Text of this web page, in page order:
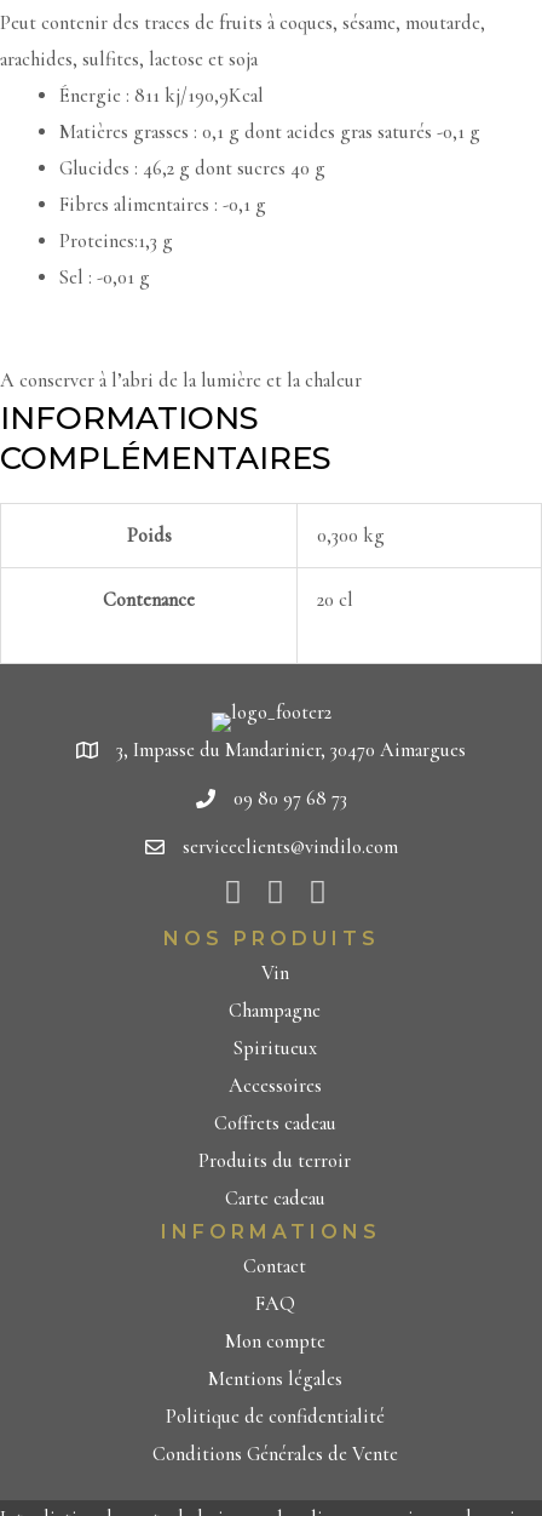
Peut contenir des traces de fruits à coques, sésame, moutarde,
arachides, sulfites, lactose et soja
Énergie : 811 kj/190,9Kcal
Matières grasses : 0,1 g dont acides gras saturés -0,1 g
Glucides : 46,2 g dont sucres 40 g
Fibres alimentaires : -0,1 g
Proteines:1,3 g
Sel : -0,01 g
A conserver à l’abri de la lumière et la chaleur
INFORMATIONS
COMPLÉMENTAIRES
Poids 0,300 kg
Contenance 20 cl
3, Impasse du Mandarinier, 30470 Aimargues
09 80 97 68 73
serviceclients@vindilo.com
NOS PRODUITS
Vin
Champagne
Spiritueux
Accessoires
Coffrets cadeau
Produits du terroir
Carte cadeau
INFORMATIONS
Contact
FAQ
Mon compte
Mentions légales
Politique de confidentialité
Conditions Générales de Vente